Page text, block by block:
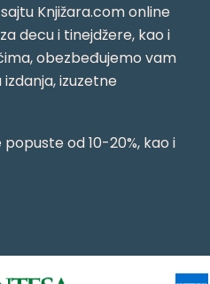
Knjižara.com online
decu i tinejdžere, kao i
obezbeđujemo vam
izuzetne
od 10-20%, kao i